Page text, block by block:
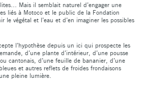
Mais il semblait naturel d’engager une
liés à Motoco et le public de la Fondation
le végétal et l’eau et d’en imaginer les possibles
l’hypothèse depuis un ici qui prospecte les
d’une plante d’intérieur, d’une pousse
cantonais, d’une feuille de bananier, d’une
et autres reflets de froides frondaisons
pleine lumière.